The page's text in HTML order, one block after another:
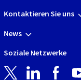
Kontaktieren Sie uns
News
Soziale Netzwerke